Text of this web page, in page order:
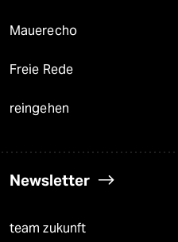
Mauerecho
Freie Rede
reingehen
Newsletter
team zukunft